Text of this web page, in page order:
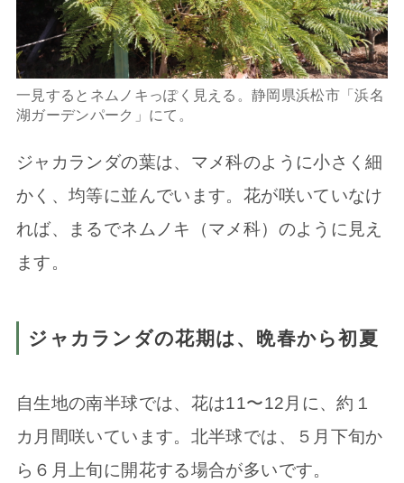
一見するとネムノキっぽく見える。静岡県浜松市「浜名
湖ガーデンパーク」にて。
ジャカランダの葉は、マメ科のように小さく細
かく、均等に並んでいます。花が咲いていなけ
れば、まるでネムノキ（マメ科）のように見え
ます。
ジャカランダの花期は、晩春から初夏
自生地の南半球では、花は11〜12月に、約１
カ月間咲いています。北半球では、５月下旬か
ら６月上旬に開花する場合が多いです。